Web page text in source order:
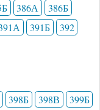
386А
386Б
391Б
392
398Б 398В 399Б